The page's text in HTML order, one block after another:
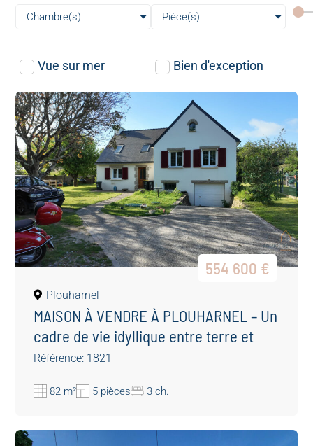
Chambre(s) Pièce(s)
Vue sur mer Bien d'exception
554 600 €
Plouharnel
MAISON À VENDRE À PLOUHARNEL – Un
cadre de vie idyllique entre terre et
mer !
Référence: 1821
82 m² 5 pièces 3 ch.